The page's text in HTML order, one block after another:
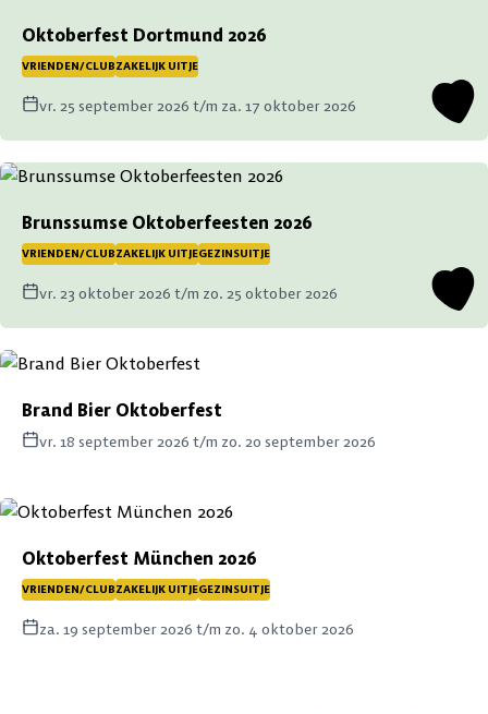
Oktoberfest Dortmund 2026
VRIENDEN/CLUBZAKELIJK UITJE
vr. 25 september 2026 t/m za. 17 oktober 2026
Brunssumse Oktoberfeesten 2026
VRIENDEN/CLUBZAKELIJK UITJEGEZINSUITJE
vr. 23 oktober 2026 t/m zo. 25 oktober 2026
Brand Bier Oktoberfest
vr. 18 september 2026 t/m zo. 20 september 2026
Oktoberfest München 2026
VRIENDEN/CLUBZAKELIJK UITJEGEZINSUITJE
za. 19 september 2026 t/m zo. 4 oktober 2026